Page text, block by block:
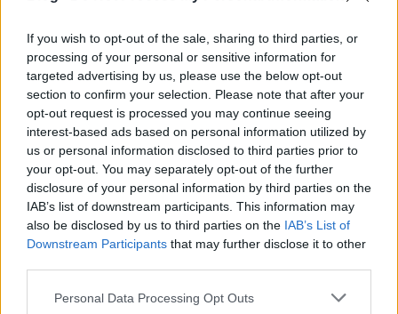
If you wish to opt-out of the sale, sharing to third parties, or
processing of your personal or sensitive information for
targeted advertising by us, please use the below opt-out
section to confirm your selection. Please note that after your
opt-out request is processed you may continue seeing
interest-based ads based on personal information utilized by
us or personal information disclosed to third parties prior to
your opt-out. You may separately opt-out of the further
disclosure of your personal information by third parties on the
IAB’s list of downstream participants. This information may
also be disclosed by us to third parties on the IAB’s List of
Downstream Participants that may further disclose it to other
Please note that this website/app uses one or more Google
Personal Data Processing Opt Outs
Lionsgate forgalmazta könyvadaptáció ugyan a jövő
héttől alaposan elkezdi veszíteni vásznait, de
december végéig még biztosan a felszínen tartják a
nézők - ami 140 millió feletti végződést is
eredményezhet.
Kasszában a 200 millióAz Igazság Ligájaszámára. A
Warner szuperhősös filmje egészen pontosan 212
milliónál jár, ami éppen 200 milliós távolságra
leledzik aWonder Womanvégső bevételétől.
300 millió fölé érkezett aThor: Ragnarök, azaz már
csaknem 100 millióval múlta felül a másodikThort.
315 millióig még van esélye elvánszorogni.